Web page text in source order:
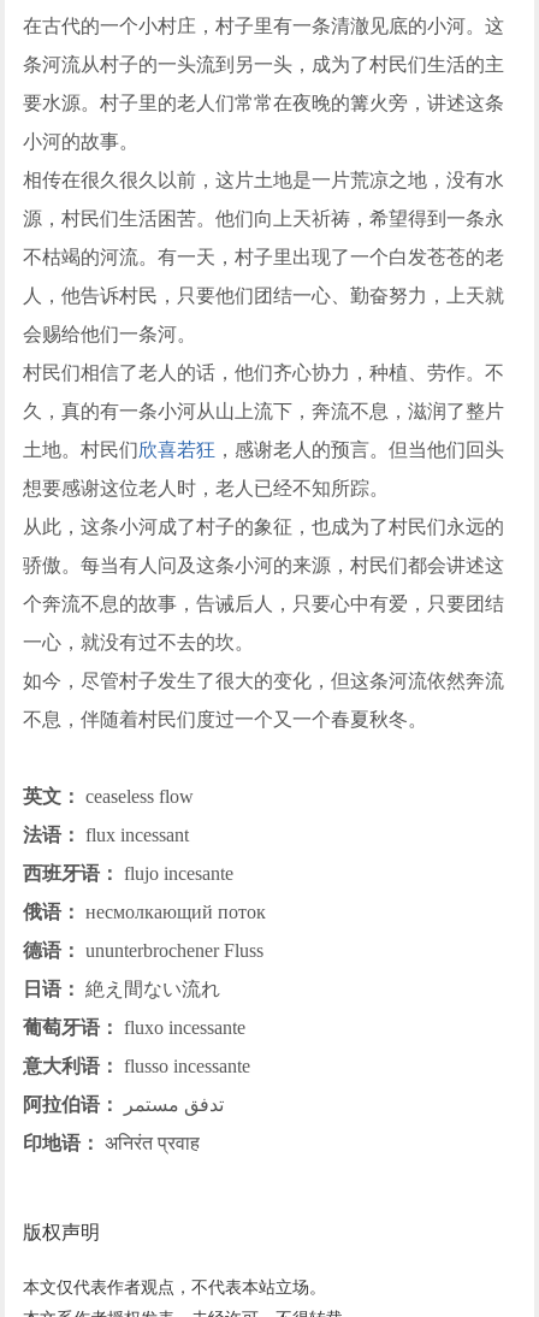
在古代的一个小村庄，村子里有一条清澈见底的小河。这
条河流从村子的一头流到另一头，成为了村民们生活的主
要水源。村子里的老人们常常在夜晚的篝火旁，讲述这条
小河的故事。
相传在很久很久以前，这片土地是一片荒凉之地，没有水
源，村民们生活困苦。他们向上天祈祷，希望得到一条永
不枯竭的河流。有一天，村子里出现了一个白发苍苍的老
人，他告诉村民，只要他们团结一心、勤奋努力，上天就
会赐给他们一条河。
村民们相信了老人的话，他们齐心协力，种植、劳作。不
久，真的有一条小河从山上流下，奔流不息，滋润了整片
土地。村民们欣喜若狂 ，感谢老人的预言。但当他们回头
想要感谢这位老人时，老人已经不知所踪。
从此，这条小河成了村子的象征，也成为了村民们永远的
骄傲。每当有人问及这条小河的来源，村民们都会讲述这
个奔流不息的故事，告诫后人，只要心中有爱，只要团结
一心，就没有过不去的坎。
如今，尽管村子发生了很大的变化，但这条河流依然奔流
不息，伴随着村民们度过一个又一个春夏秋冬。
英文： ceaseless flow
法语： flux incessant
西班牙语： flujo incesante
俄语： несмолкающий поток
德语： ununterbrochener Fluss
日语： 絶え間ない流れ
葡萄牙语： fluxo incessante
意大利语： flusso incessante
阿拉伯语：
تدفق مستمر
印地语： अनिरंत प्रवाह
版权声明
本文仅代表作者观点，不代表本站立场。